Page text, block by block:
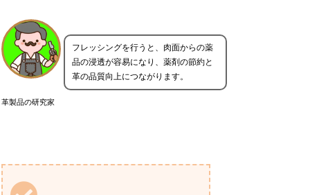
革製品の研究家
フレッシングを行うと、肉面からの薬
品の浸透が容易になり、薬剤の節約と
革の品質向上につながります。